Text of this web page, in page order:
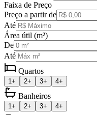
Faixa de Preço
Preço a partir de
Até
Área útil (m²)
De
Até
Quartos
1+ 2+ 3+ 4+
Banheiros
1+ 2+ 3+ 4+